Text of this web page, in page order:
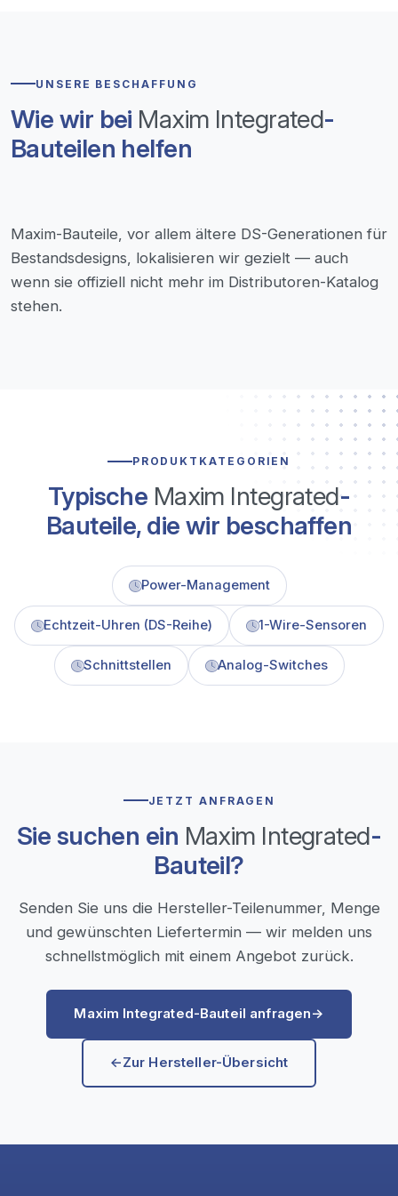
UNSERE BESCHAFFUNG
Wie wir bei Maxim Integrated-
Bauteilen helfen
Maxim-Bauteile, vor allem ältere DS-Generationen für
Bestandsdesigns, lokalisieren wir gezielt — auch
wenn sie offiziell nicht mehr im Distributoren-Katalog
stehen.
PRODUKTKATEGORIEN
Typische Maxim Integrated-
Bauteile, die wir beschaffen
Power-Management
Echtzeit-Uhren (DS-Reihe) 1-Wire-Sensoren
Schnittstellen Analog-Switches
JETZT ANFRAGEN
Sie suchen ein Maxim Integrated-
Bauteil?
Senden Sie uns die Hersteller-Teilenummer, Menge
und gewünschten Liefertermin — wir melden uns
schnellstmöglich mit einem Angebot zurück.
Maxim Integrated-Bauteil anfragen→
←Zur Hersteller-Übersicht